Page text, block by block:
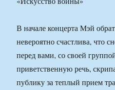
В начале концерта Мэй
невероятно счастлива, что
перед вами, со своей
приветственную речь,
публику за теплый прием